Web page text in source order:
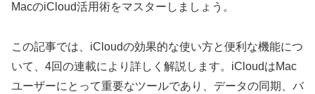
MacのiCloud活用術をマスターしましょう。
この記事では、iCloudの効果的な使い方と便利な機能につ
いて、4回の連載により詳しく解説します。iCloudはMac
ユーザーにとって重要なツールであり、データの同期、バ